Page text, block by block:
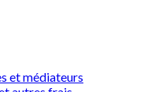
et médiateurs